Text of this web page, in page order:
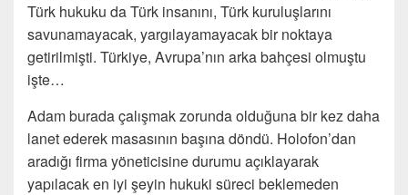
Türk hukuku da Türk insanını, Türk kuruluşlarını
savunamayacak, yargılayamayacak bir noktaya
getirilmişti. Türkiye, Avrupa’nın arka bahçesi olmuştu
işte…
Adam burada çalışmak zorunda olduğuna bir kez daha
lanet ederek masasının başına döndü. Holofon’dan
aradığı firma yöneticisine durumu açıklayarak
yapılacak en iyi şeyin hukuki süreci beklemeden